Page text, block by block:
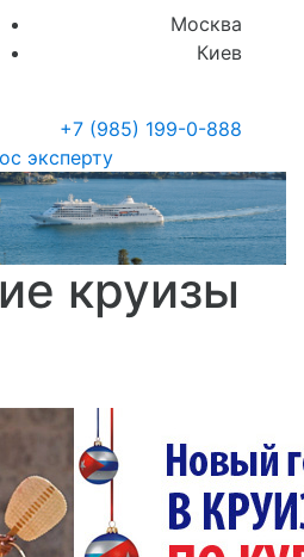
Москва
Киев
+7 (985) 199-0-888
эксперту
круизы